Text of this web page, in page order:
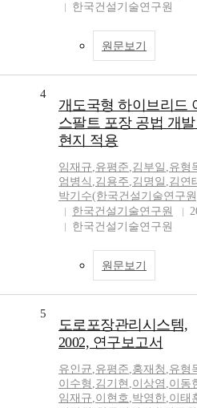
한국건설기술연구원
원문보기
4
개도국형 하이브리드
스팔트 포장 공법 개
현지 적용
임재규,유평준,김부일 ,유형
엄병식 ,김용주,김명일 ,김연
박기수(한국건설기술연구
한국건설기술연구원
한국건설기술연구원
원문보기
5
도로포장관리시스템,
2002, 연구보고서
유인균,유평준,홍재청 ,유형
이수형 ,김기현 ,이상염 ,이동
임재규,이현호,박영한,이태